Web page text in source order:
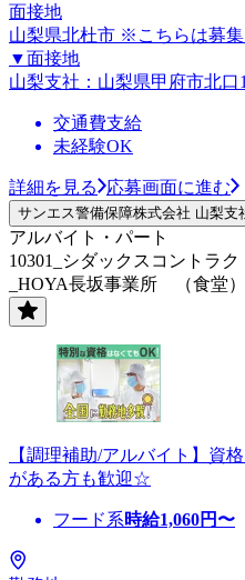
面接地
山梨県北杜市 ※こちらは募集
▼面接地
山梨支社：山梨県甲府市北口
交通費支給
未経験OK
詳細を見る 応募画面に進む
サンエス警備保障株式会社 山梨支
アルバイト・パート
10301_シダックスコントラ
_HOYA長坂事業所 （食堂
【調理補助/アルバイト】資
がある方も歓迎☆
フード系時給1,060円〜